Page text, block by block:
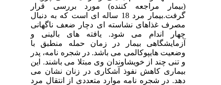
(بیمار مراجعه کننده) مورد بررسی قرار
گرفت.بیمار مرد 18 ساله ای است که به دنبال
مصرف غذاهای نشاسته ای دچار ضعف ناگهانی
چهار اندام می شود. یافته های بالینی و
آزمایشگاهی بیمار در زمان حمله منطبق با
وضعیت هایپوکالمی می باشد. در شجره نامه، پدر
و تنی چند از خویشاوندان وی مبتلا می باشند. این
بیماری کاهش نفوذ آشکاری در زنان نشان می
دهد. در شجره نامه موارد متعددی از انتقال مرد